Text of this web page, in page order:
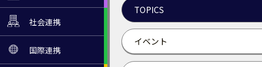
社会連携
国際連携
TOPICS
イベント